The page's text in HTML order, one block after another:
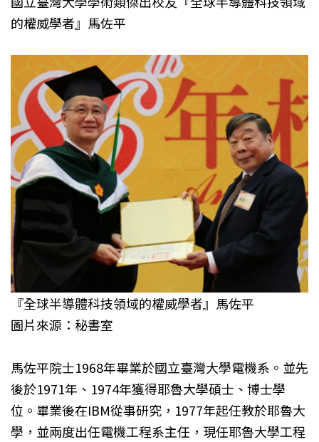
的權威學者』馬佐平
『全球半導體科技領域的權威學者』馬佐平
圖片來源：秘書室
馬佐平院士1968年畢業於國立臺灣大學電機系。並先
後於1971年、1974年獲得耶魯大學碩士、博士學
位。畢業後在IBM從事研究，1977年起任教於耶魯大
學，並兩度出任電機工程系主任，現任耶魯大學工程